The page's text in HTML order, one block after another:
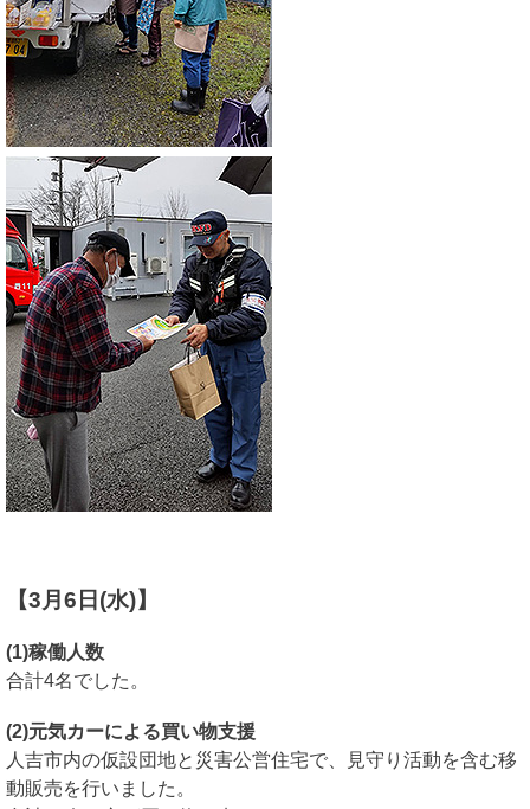
【3月6日(水)】
(1)稼働人数
合計4名でした。
(2)元気カーによる買い物支援
人吉市内の仮設団地と災害公営住宅で、見守り活動を含む移
動販売を行いました。